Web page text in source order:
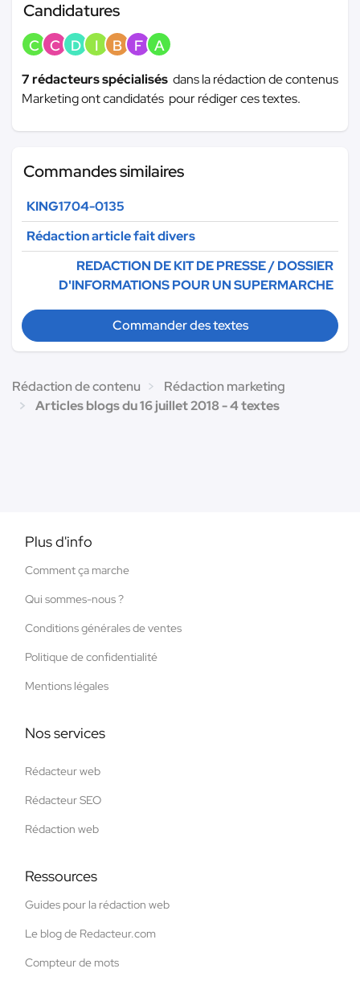
Candidatures
C C D I B F A
7 rédacteurs spécialisés dans la rédaction de contenus
Marketing ont candidatés pour rédiger ces textes.
Commandes similaires
KING1704-0135
Rédaction article fait divers
REDACTION DE KIT DE PRESSE / DOSSIER
D'INFORMATIONS POUR UN SUPERMARCHE
Commander des textes
Rédaction de contenu
Rédaction marketing
Articles blogs du 16 juillet 2018 - 4 textes
Plus d'info
Comment ça marche
Qui sommes-nous ?
Conditions générales de ventes
Politique de confidentialité
Mentions légales
Nos services
Rédacteur web
Rédacteur SEO
Rédaction web
Ressources
Guides pour la rédaction web
Le blog de Redacteur.com
Compteur de mots